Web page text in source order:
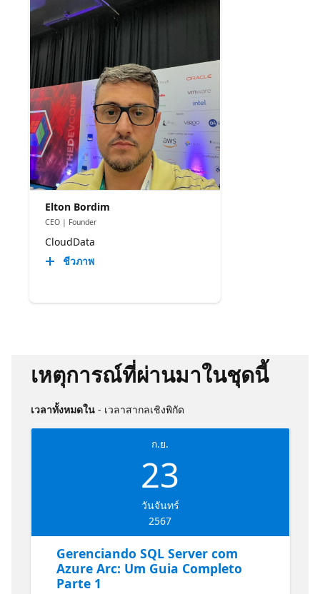
Elton Bordim
CEO | Founder
CloudData
ชีวภาพ
เหตุการณ์ที่ผ่านมาในชุดนี้
เวลาทั้งหมดใน - เวลาสากลเชิงพิกัด
ก.ย.
23
วันจันทร์
2567
Gerenciando SQL Server com
Azure Arc: Um Guia Completo
Parte 1